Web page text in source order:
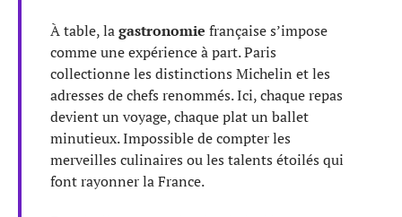
À table, lagastronomie française s’impose
comme une expérience à part. Paris
collectionne les distinctions Michelin et les
adresses de chefs renommés. Ici, chaque repas
devient un voyage, chaque plat un ballet
minutieux. Impossible de compter les
merveilles culinaires ou les talents étoilés qui
font rayonner la France.